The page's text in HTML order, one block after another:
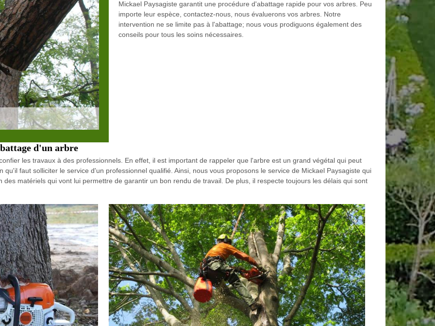
Mickael Paysagiste garantit une procédure d'abattage rapide pour vos arbres. Peu
importe leur espèce, contactez-nous, nous évaluerons vos arbres. Notre
intervention ne se limite pas à l'abattage; nous vous prodiguons également des
conseils pour tous les soins nécessaires.
d'un arbre
les travaux à des professionnels. En effet, il est important de rappeler que l'arbre est un grand végétal qui peut
faut solliciter le service d'un professionnel qualifié. Ainsi, nous vous proposons le service de Mickael Paysagiste qui
matériels qui vont lui permettre de garantir un bon rendu de travail. De plus, il respecte toujours les délais qui sont